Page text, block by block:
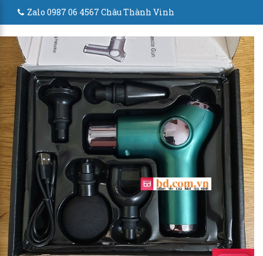
Zalo 0987 06 4567 Châu Thành Vinh